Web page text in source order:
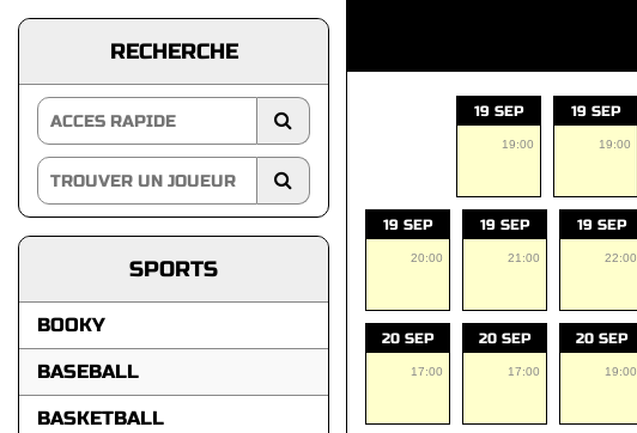
RECHERCHE
SPORTS
BOOKY
BASEBALL
BASKETBALL
19 SEP
19:00
19 SEP
19:00
19 SEP
20:00
19 SEP
21:00
19 SEP
22:00
20 SEP
17:00
20 SEP
17:00
20 SEP
19:00